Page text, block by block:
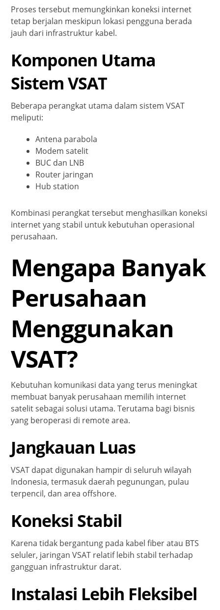
Proses tersebut memungkinkan koneksi internet
tetap berjalan meskipun lokasi pengguna berada
jauh dari infrastruktur kabel.
Komponen Utama
Sistem VSAT
Beberapa perangkat utama dalam sistem VSAT
meliputi:
Antena parabola
Modem satelit
BUC dan LNB
Router jaringan
Hub station
Kombinasi perangkat tersebut menghasilkan koneksi
internet yang stabil untuk kebutuhan operasional
perusahaan.
Mengapa Banyak
Perusahaan
Menggunakan
VSAT?
Kebutuhan komunikasi data yang terus meningkat
membuat banyak perusahaan memilih internet
satelit sebagai solusi utama. Terutama bagi bisnis
yang beroperasi di remote area.
Jangkauan Luas
VSAT dapat digunakan hampir di seluruh wilayah
Indonesia, termasuk daerah pegunungan, pulau
terpencil, dan area offshore.
Koneksi Stabil
Karena tidak bergantung pada kabel fiber atau BTS
seluler, jaringan VSAT relatif lebih stabil terhadap
gangguan infrastruktur darat.
Instalasi Lebih Fleksibel